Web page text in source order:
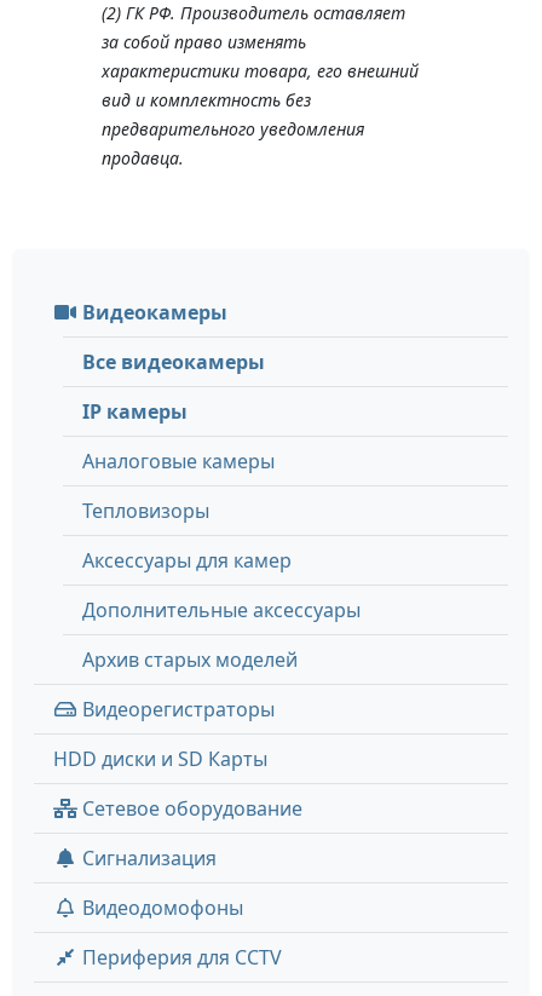
(2) ГК РФ. Производитель оставляет
за собой право изменять
характеристики товара, его внешний
вид и комплектность без
предварительного уведомления
продавца.
Видеокамеры
Все видеокамеры
IP камеры
Аналоговые камеры
Тепловизоры
Аксессуары для камер
Дополнительные аксессуары
Архив старых моделей
Видеорегистраторы
HDD диски и SD Карты
Сетевое оборудование
Сигнализация
Видеодомофоны
Периферия для CCTV